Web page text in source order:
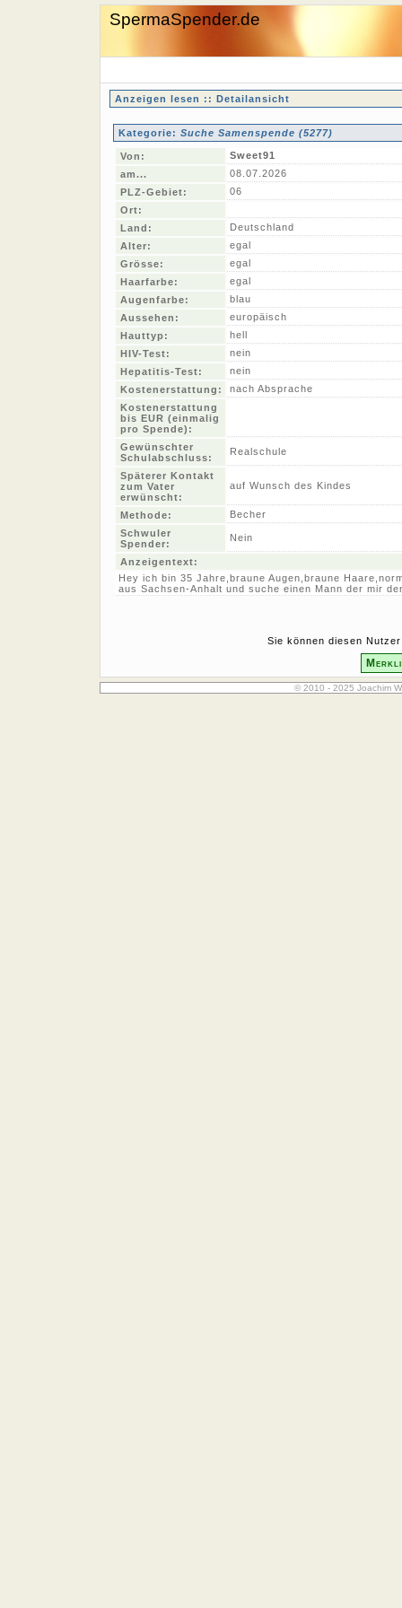
SpermaSpender.de
Anzeigen lesen :: Detailansicht
Kategorie: Suche Samenspende (5277)
Von:
Sweet91
am...
08.07.2026
PLZ-Gebiet:
06
Ort:
Land:
Deutschland
Alter:
egal
Grösse:
egal
Haarfarbe:
egal
Augenfarbe:
blau
Aussehen:
europäisch
Hauttyp:
hell
HIV-Test:
nein
Hepatitis-Test:
nein
Kostenerstattung:
nach Absprache
Kostenerstattung
bis EUR (einmalig
pro Spende):
Gewünschter
Schulabschluss:
Realschule
Späterer Kontakt
zum Vater
erwünscht:
auf Wunsch des Kindes
Methode:
Becher
Schwuler
Spender:
Nein
Anzeigentext:
Hey ich bin 35 Jahre,braune Augen,braune
aus Sachsen-Anhalt und suche einen Mann der mir
Sie können diesen
© 2010 - 2025 Joachim